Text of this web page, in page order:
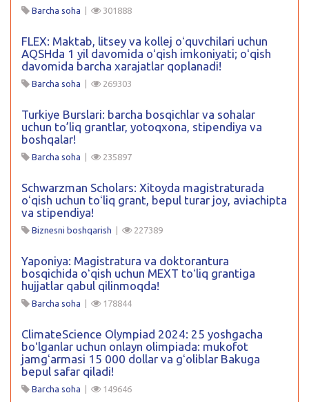
Barcha soha | 301888
FLEX: Maktab, litsey va kollej oʻquvchilari uchun
AQSHda 1 yil davomida oʻqish imkoniyati; oʻqish
davomida barcha xarajatlar qoplanadi!
Barcha soha | 269303
Turkiye Burslari: barcha bosqichlar va sohalar
uchun to’liq grantlar, yotoqxona, stipendiya va
boshqalar!
Barcha soha | 235897
Schwarzman Scholars: Xitoyda magistraturada
oʻqish uchun toʻliq grant, bepul turar joy, aviachipta
va stipendiya!
Biznesni boshqarish | 227389
Yaponiya: Magistratura va doktorantura
bosqichida oʻqish uchun MEXT toʻliq grantiga
hujjatlar qabul qilinmoqda!
Barcha soha | 178844
ClimateScience Olympiad 2024: 25 yoshgacha
boʻlganlar uchun onlayn olimpiada: mukofot
jamgʻarmasi 15 000 dollar va gʻoliblar Bakuga
bepul safar qiladi!
Barcha soha | 149646